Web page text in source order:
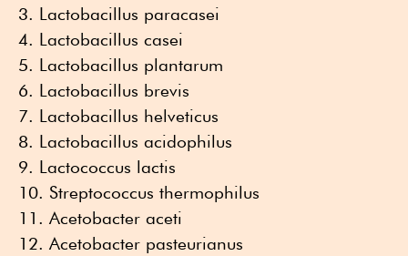
Lactobacillus paracasei
Lactobacillus casei
Lactobacillus plantarum
Lactobacillus brevis
Lactobacillus helveticus
Lactobacillus acidophilus
Lactococcus lactis
Streptococcus thermophilus
Acetobacter aceti
Acetobacter pasteurianus